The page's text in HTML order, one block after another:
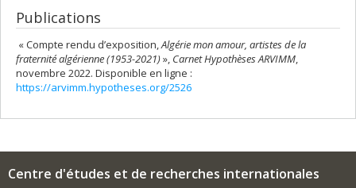
Publications
« Compte rendu d’exposition, Algérie mon amour, artistes de la
fraternité algérienne (1953-2021)», Carnet Hypothèses ARVIMM
novembre 2022. Disponible en ligne :
https://arvimm.hypotheses.org/2526
Centre d'études et de recherches internationales